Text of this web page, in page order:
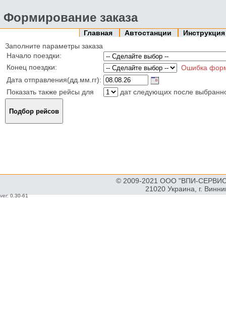
Формирование заказа
Главная Автостанции
Заполните параметры заказа
Начало поездки:
Конец поездки:
Ошибка
Дата отправления(дд.мм.гг):
Показать также рейсы для
дат следующих после
© 2009-2021 ООО "ВПИ-
21020 Украина, г.
ver: 0.30-61